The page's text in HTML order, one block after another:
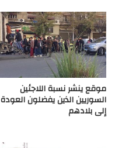
موقع ينشر نسبة اللاجئين
السوريين الذين يفضلون العودة
إلى بلادهم